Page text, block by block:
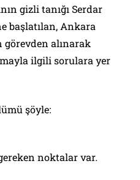
gizli tanığı Serdar
başlatılan, Ankara
alınarak
ilgili sorulara yer
şöyle:
noktalar var.